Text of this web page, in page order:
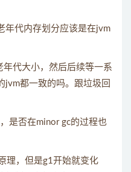
年代内存划分应该是在jvm
代大小，然后后续等一系
jvm都一致的吗。跟垃圾回
是否在minor gc的过程也
理，但是g1开始就变化